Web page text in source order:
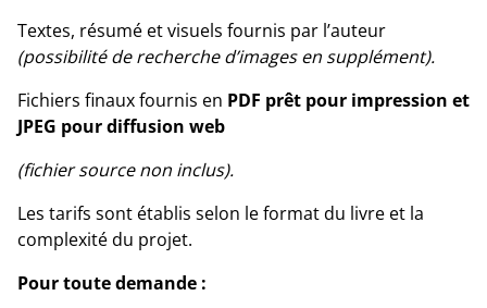
Textes, résumé et visuels fournis par l’auteur
(possibilité de recherche d’images en supplément).
Fichiers finaux fournis en PDF prêt pour impression et
JPEG pour diffusion web
(fichier source non inclus).
Les tarifs sont établis selon le format du livre et la
complexité du projet.
Pour toute demande :